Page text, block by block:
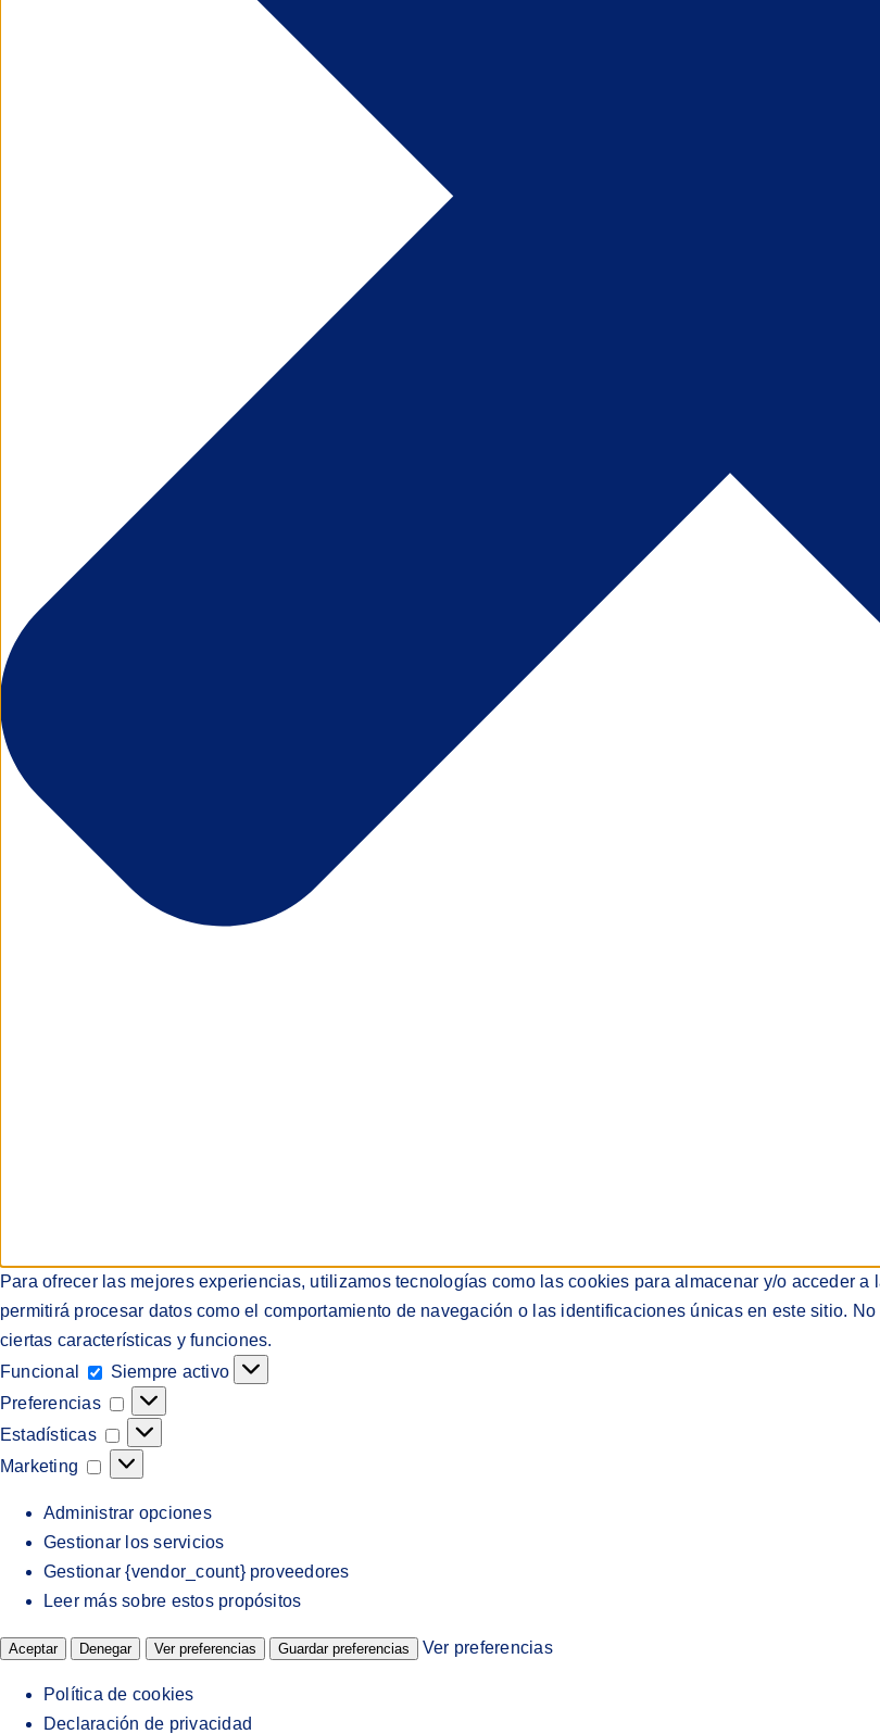
Para ofrecer las mejores experiencias, utilizamos tecnologías como las cookies para almacenar y/o acceder
permitirá procesar datos como el comportamiento de navegación o las identificaciones únicas en este sitio.
ciertas características y funciones.
Funcional
Funcional
Siempre activo
Preferencias
Preferencias
Estadísticas
Estadísticas
Marketing
Marketing
Administrar opciones
Gestionar los servicios
Gestionar {vendor_count} proveedores
Leer más sobre estos propósitos
Aceptar Denegar Ver preferencias Guardar preferencias Ver preferencias
Política de cookies
Declaración de privacidad